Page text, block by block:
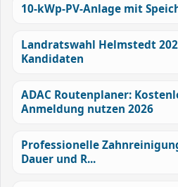
10-kWp-PV-Anlage mit
Landratswahl Helmstedt
Kandidaten
ADAC Routenplaner:
Anmeldung nutzen 2026
Professionelle
Dauer und R...